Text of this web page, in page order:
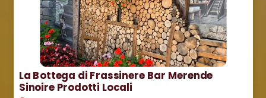
La Bottega di Frassinere Bar Merende
Sinoire Prodotti Locali